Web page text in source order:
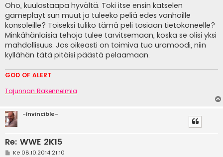
Oho, kuulostaapa hyvältä. Toki itse ensin katselen
gameplayt sun muut ja tuleeko peliä edes vanhoille
konsoleille? Toiseksi tuliko tämä peli tosiaan tietokoneelle?
Minkähänlaisia tehoja tulee tarvitsemaan, koska se olisi yksi
mahdollisuus. Jos oikeasti on toimiva tuo uramoodi, niin
kyllähän tätä pitäisi päästä pelaamaan.
GOD OF ALERT
Tajunnan Rakennelmia
-Invincible-
Re: WWE 2K15
VKe 08.10.2014 21:10